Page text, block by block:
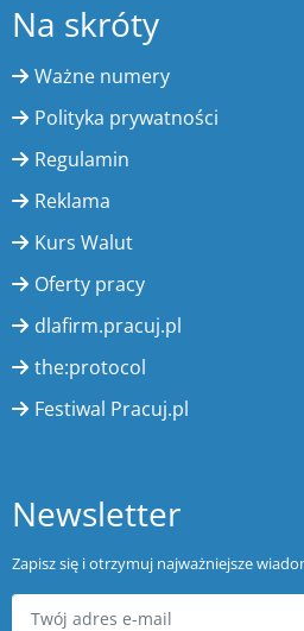
Na skróty
Ważne numery
Polityka prywatności
Regulamin
Reklama
Kurs Walut
Oferty pracy
dlafirm.pracuj.pl
the:protocol
Festiwal Pracuj.pl
Newsletter
Zapisz się i otrzymuj najważniejsze